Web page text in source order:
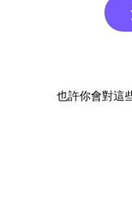
也許你會對這